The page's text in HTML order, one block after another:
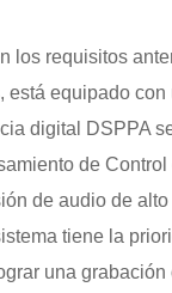
los requisitos
está equipado con
digital DSPPA
de Control
de audio de
tiene la
una grabación